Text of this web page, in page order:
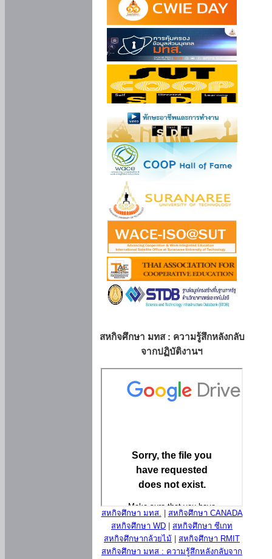
สหกิจศึกษา มทส : ความรู้สึกหลังกลับ
จากปฏิบัติงานฯ
สหกิจศึกษา มทส.
สหกิจศึกษา CANADA
สหกิจศึกษา WD
สหกิจศึกษา ซีเกท
สหกิจศึกษากล้วยไม้
สหกิจศึกษา RMIT
สหกิจศึกษา มทส : ความรู้สึกหลังกลับจาก